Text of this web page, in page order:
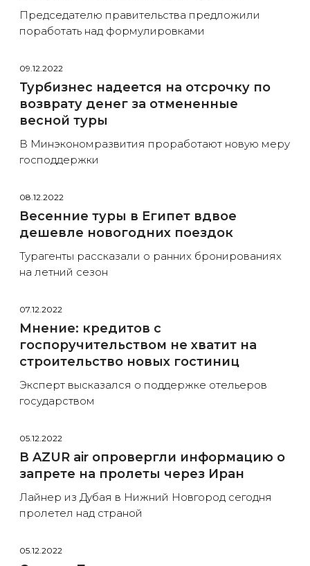
Председателю правительства предложили
поработать над формулировками
09.12.2022
Турбизнес надеется на отсрочку по
возврату денег за отмененные
весной туры
В Минэкономразвития проработают новую меру
господдержки
08.12.2022
Весенние туры в Египет вдвое
дешевле новогодних поездок
Турагенты рассказали о ранних бронированиях
на летний сезон
07.12.2022
Мнение: кредитов с
госпоручительством не хватит на
строительство новых гостиниц
Эксперт высказался о поддержке отельеров
государством
05.12.2022
В AZUR air опровергли информацию о
запрете на пролеты через Иран
Лайнер из Дубая в Нижний Новгород сегодня
пролетел над страной
05.12.2022